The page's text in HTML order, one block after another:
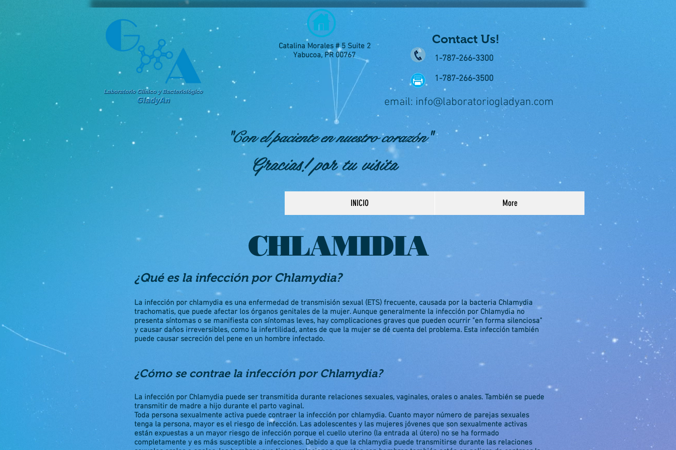
Catalina Morales # 5 Suite 2
Yabucoa, PR 00767
Contact Us!
1-787-266-3300
1-787-266-3500
email: info@laboratoriogladyan.com
"Con el paciente en nuestro corazón"
Gracias! por tu visita
INICIO More
CHLAMIDIA
¿Qué es la infección por Chlamydia?
La infección por chlamydia es una enfermedad de transmisión sexual (ETS) frecuente, causada por la bacteria Chlamydia
trachomatis, que puede afectar los órganos genitales de la mujer. Aunque generalmente la infección por Chlamydia no
presenta síntomas o se manifiesta con síntomas leves, hay complicaciones graves que pueden ocurrir "en forma silenciosa"
y causar daños irreversibles, como la infertilidad, antes de que la mujer se dé cuenta del problema. Esta infección también
puede causar secreción del pene en un hombre infectado.
¿Cómo se contrae la infección por Chlamydia?
La infección por Chlamydia puede ser transmitida durante relaciones sexuales, vaginales, orales o anales. También se puede
transmitir de madre a hijo durante el parto vaginal.
Toda persona sexualmente activa puede contraer la infección por chlamydia. Cuanto mayor número de parejas sexuales
tenga la persona, mayor es el riesgo de infección. Las adolescentes y las mujeres jóvenes que son sexualmente activas
están expuestas a un mayor riesgo de infección porque el cuello uterino (la entrada al útero) no se ha formado
completamente y es más susceptible a infecciones. Debido a que la chlamydia puede transmitirse durante las relaciones